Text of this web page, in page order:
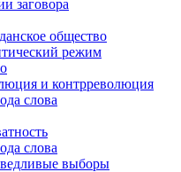
заговора
общество
режим
и контрреволюция
слова
слова
выборы